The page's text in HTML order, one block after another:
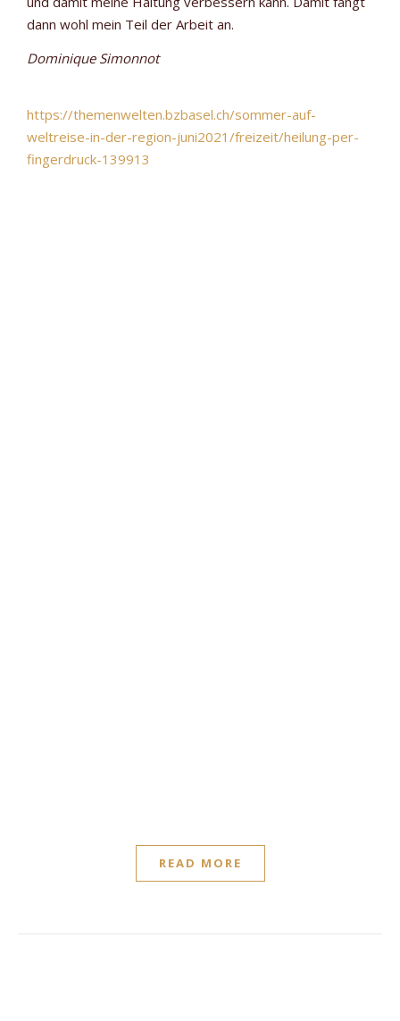
dann wohl mein Teil der Arbeit an.
Dominique Simonnot
https://themenwelten.bzbasel.ch/sommer-auf-
weltreise-in-der-region-juni2021/freizeit/heilung-per-
fingerdruck-139913
READ MORE